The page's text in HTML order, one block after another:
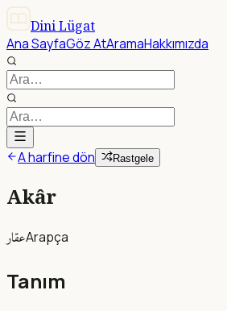
Dini Lügat
Ana SayfaGöz AtAramaHakkımızda
A harfine dön Rastgele
Akâr
عقارArapça
Tanım